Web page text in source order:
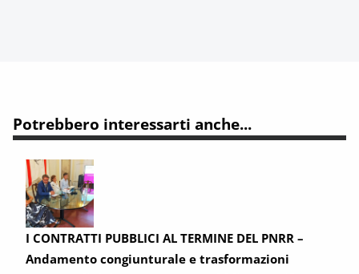
Potrebbero interessarti anche...
I CONTRATTI PUBBLICI AL TERMINE DEL PNRR –
Andamento congiunturale e trasformazioni